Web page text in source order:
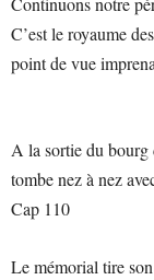
C’est le royaume
point de vue
A la sortie du bourg
tombe nez à nez
Cap 110
Le mémorial tire